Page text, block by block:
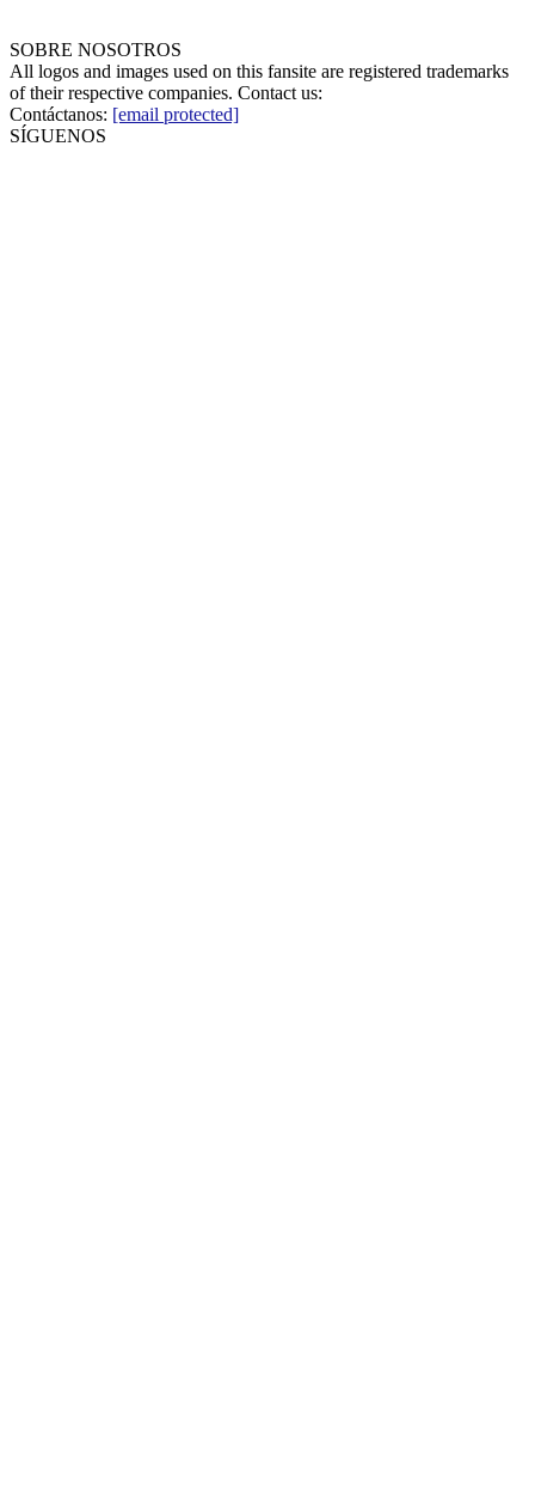
SOBRE NOSOTROS
All logos and images used on this fansite are registered trademarks
of their respective companies. Contact us:
Contáctanos: [email protected]
SÍGUENOS